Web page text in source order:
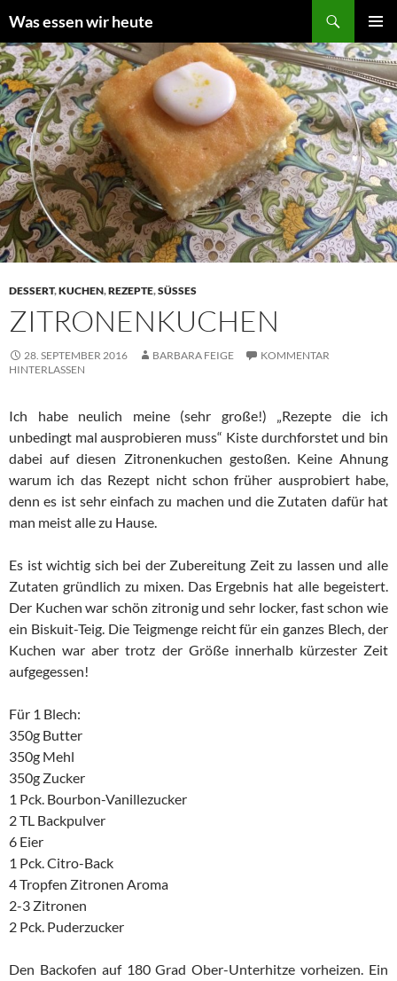
Inhalt
springen
Was essen wir heute
MENÜ
DESSERT,KUCHEN,REZEPTE,SÜSSES
ZITRONENKUCHEN
28. SEPTEMBER 2016 BARBARA FEIGE
KOMMENTAR
HINTERLASSEN
Ich habe neulich meine (sehr große!) „Rezepte die ich
unbedingt mal ausprobieren muss“ Kiste durchforstet und bin
dabei auf diesen Zitronenkuchen gestoßen. Keine Ahnung
warum ich das Rezept nicht schon früher ausprobiert habe,
denn es ist sehr einfach zu machen und die Zutaten dafür hat
man meist alle zu Hause.
Es ist wichtig sich bei der Zubereitung Zeit zu lassen und alle
Zutaten gründlich zu mixen. Das Ergebnis hat alle begeistert.
Der Kuchen war schön zitronig und sehr locker, fast schon wie
ein Biskuit-Teig. Die Teigmenge reicht für ein ganzes Blech, der
Kuchen war aber trotz der Größe innerhalb kürzester Zeit
aufgegessen!
Für 1 Blech:
350g Butter
350g Mehl
350g Zucker
1 Pck. Bourbon-Vanillezucker
2 TL Backpulver
6 Eier
1 Pck. Citro-Back
4 Tropfen Zitronen Aroma
2-3 Zitronen
2 Pck. Puderzucker
Den Backofen auf 180 Grad Ober-Unterhitze vorheizen. Ein